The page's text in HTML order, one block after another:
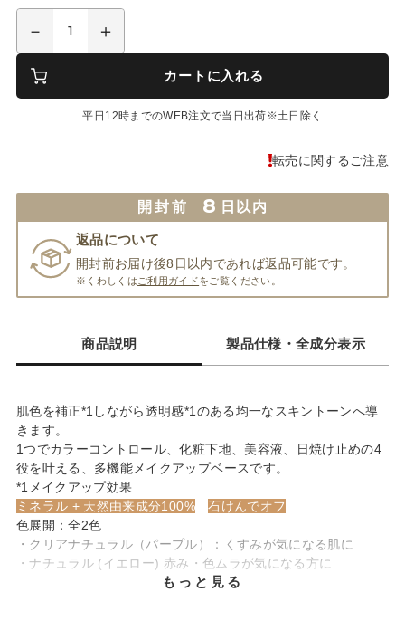
カートに入れる
平日12時までのWEB注文で当日出荷※土日除く
転売に関するご注意
開封前 8 日以内
返品について
開封前お届け後8日以内であれば返品可能です。
※くわしくは ご利用ガイドをご覧ください。
商品説明 製品仕様・全成分表示
肌色を補正*1しながら透明感*1のある均一なスキントーンへ導
きます。
1つでカラーコントロール、化粧下地、美容液、日焼け止めの4
役を叶える、多機能メイクアップベースです。
*1メイクアップ効果
ミネラル + 天然由来成分100%
石けんでオフ
色展開：全2色
・クリアナチュラル（パープル）：くすみが気になる肌に
・ナチュラル (イエロー) 赤み・色ムラが気になる方に
もっと見る